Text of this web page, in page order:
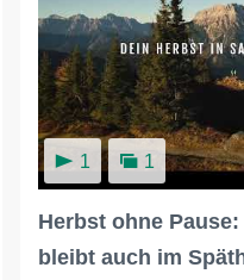
1 1
Herbst ohne
bleibt auch im